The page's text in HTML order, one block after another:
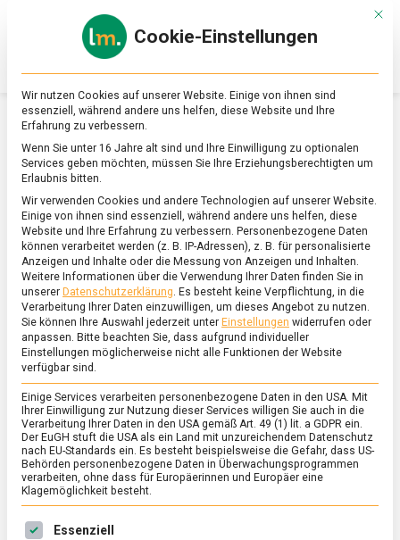
Online-
Magazin
zu
&
Ernährung
SCHLAGWORT:LEBENSMITTELABFALL
FEATURED/WIRTSCHAFT
Von Kreisläufen und
Überschussverwertung
13. August 2021
Mit
Cookie-Einstellungen
Wir nutzen Cookies auf unserer Website. Einige von ihnen sind
essenziell, während andere uns helfen, diese Website und Ihre
Erfahrung zu verbessern.
Wenn Sie unter 16 Jahre alt sind und Ihre Einwilligung zu optionalen
Services geben möchten, müssen Sie Ihre Erziehungsberechtigten um
Erlaubnis bitten.
Wir verwenden Cookies und andere Technologien auf unserer Website.
Einige von ihnen sind essenziell, während andere uns helfen, diese
Website und Ihre Erfahrung zu verbessern. Personenbezogene Daten
können verarbeitet werden (z. B. IP-Adressen), z. B. für personalisierte
Anzeigen und Inhalte oder die Messung von Anzeigen und Inhalten.
Weitere Informationen über die Verwendung Ihrer Daten finden Sie in
unserer Datenschutzerklärung. Es besteht keine Verpflichtung, in die
Verarbeitung Ihrer Daten einzuwilligen, um dieses Angebot zu nutzen.
Sie können Ihre Auswahl jederzeit unter Einstellungen widerrufen oder
anpassen. Bitte beachten Sie, dass aufgrund individueller
Einstellungen möglicherweise nicht alle Funktionen der Website
verfügbar sind.
Einige Services verarbeiten personenbezogene Daten in den USA. Mit
Ihrer Einwilligung zur Nutzung dieser Services willigen Sie auch in die
Verarbeitung Ihrer Daten in den USA gemäß Art. 49 (1) lit. a GDPR ein.
Der EuGH stuft die USA als ein Land mit unzureichendem Datenschutz
nach EU-Standards ein. Es besteht beispielsweise die Gefahr, dass US-
Behörden personenbezogene Daten in Überwachungsprogrammen
verarbeiten, ohne dass für Europäerinnen und Europäer eine
Klagemöglichkeit besteht.
Es folgt eine Liste der Service-Gruppen, für die eine
Essenziell